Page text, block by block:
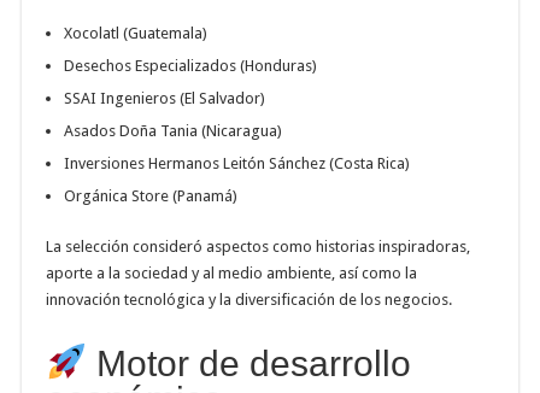
Xocolatl (Guatemala)
Desechos Especializados (Honduras)
SSAI Ingenieros (El Salvador)
Asados Doña Tania (Nicaragua)
Inversiones Hermanos Leitón Sánchez (Costa Rica)
Orgánica Store (Panamá)
La selección consideró aspectos como historias inspiradoras,
aporte a la sociedad y al medio ambiente, así como la
innovación tecnológica y la diversificación de los negocios.
Motor de desarrollo